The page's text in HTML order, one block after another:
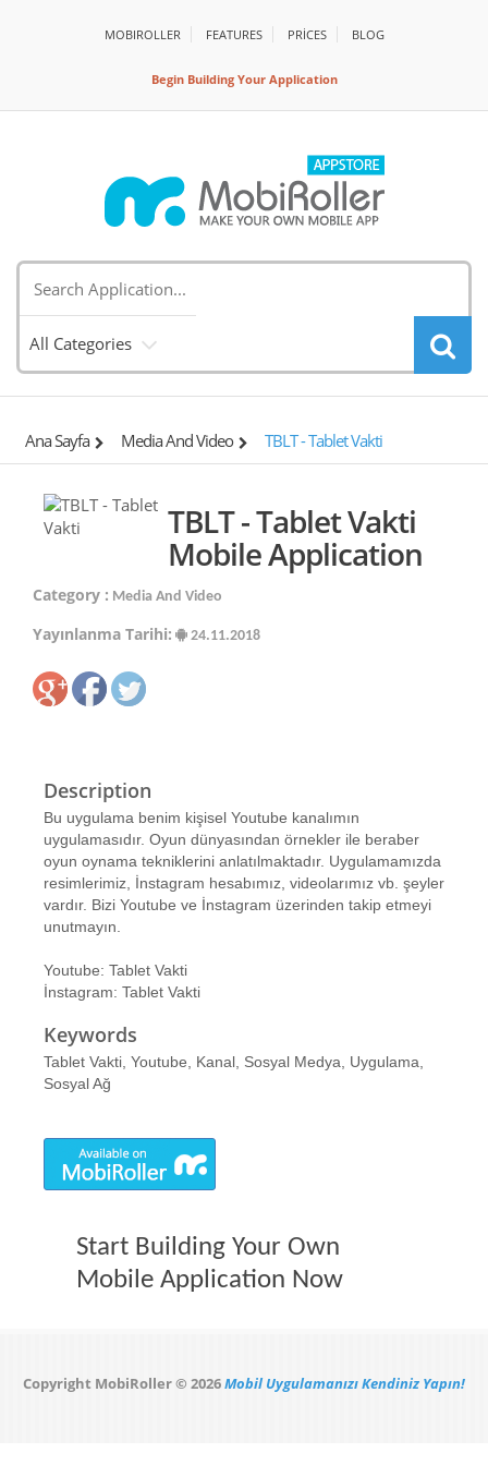
MOBIROLLER FEATURES PRİCES BLOG
Begin Building Your Application
All Categories
Ana Sayfa Media And Video TBLT - Tablet Vakti
TBLT - Tablet Vakti
Mobile Application
Category : Media And Video
Yayınlanma Tarihi: 24.11.2018
Description
Bu uygulama benim kişisel Youtube kanalımın
uygulamasıdır. Oyun dünyasından örnekler ile beraber
oyun oynama tekniklerini anlatılmaktadır. Uygulamamızda
resimlerimiz, İnstagram hesabımız, videolarımız vb. şeyler
vardır. Bizi Youtube ve İnstagram üzerinden takip etmeyi
unutmayın.
Youtube: Tablet Vakti
İnstagram: Tablet Vakti
Keywords
Tablet Vakti, Youtube, Kanal, Sosyal Medya, Uygulama,
Sosyal Ağ
Start Building Your Own
Mobile Application Now
Copyright MobiRoller © 2026Mobil Uygulamanızı Kendiniz Yapın!